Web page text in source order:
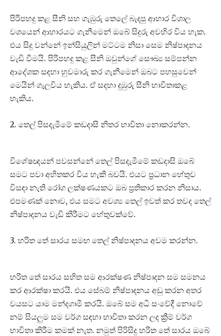
පිරිපහදු කළ සීනි සහ ගැඹුරු තෙලේ බැදපු ආහාර විශාල
වශයෙන් ආහාරයට ගැනීමෙන් ඔබේ සිදුරු අවහිර විය හැක.
එය සිදු වන්නේ ඉන්සියුලින් මට්ටම නිසා සෙම නිෂ්පාදනය
වැඩි වීමයි. පිරිපහදු කළ සීනි ඔවුන්ගේ සෞඛ්‍ය සම්පන්න
ආදේශක සඳහා හුවමාරු කර ගැනීමෙන් ඔබට පහසුවෙන්
මෙයින් ගැලවිය හැකිය. ඒ සදහා දුඹුරු සීනි භාවිතාකළ
හැකිය.
2. තෙල් පිසදැමීමේ කඩදාසි නිතර භාවිතා නොකරන්න.
විශේෂඥයන් පවසන්නේ තෙල් පිසදැමීමේ කඩදාසි ඔබේ
සමට පවා අහිතකර විය හැකි බවයි. එයට ප්‍රධාන හේතුව
විසඳා නැති රෝග ලක්ෂණයකට ඔබ ප්‍රතිකාර කරන නිසාය.
එපමණක් නොව, එය සමට අවශ්‍ය තෙල් ඉවත් කර තවද තෙල්
නිෂ්පාදනය වැඩි කිරීමට හේතුවක්වේ.
3. හරිත තේ සාරය සමඟ තෙල් නිෂ්පාදනය අවම කරන්න.
හරිත තේ සාරය සහිත සම ආරක්ෂණ නිෂ්පාදන සම සමනය
කර ආරක්ෂා කරයි. එය සේබම් නිෂ්පාදනය අඩු කරන අතර
වයසට යාම මන්දගාමී කරයි. ඔබේ සම අධි සංවේදී නොවේ
නම් සියලුම සම වර්ග සඳහා භාවිතා කරන ලද ක්‍රීම් වර්ග
භාවිතා කිරීම කමක් නැත. නමුත් පිරිසිදු හරිත තේ සාරය ඔබේ